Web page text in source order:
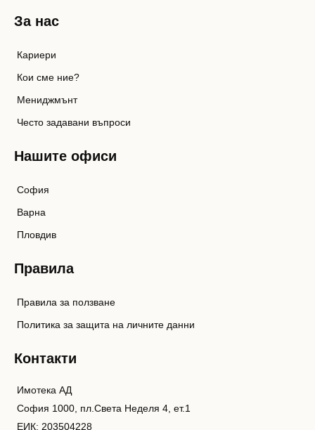
За нас
Кариери
Кои сме ние?
Мениджмънт
Често задавани въпроси
Нашите офиси
София
Варна
Пловдив
Правила
Правила за ползване
Политика за защита на личните данни
Контакти
Имотека АД
София 1000, пл.Света Неделя 4, ет.1
ЕИК: 203504228